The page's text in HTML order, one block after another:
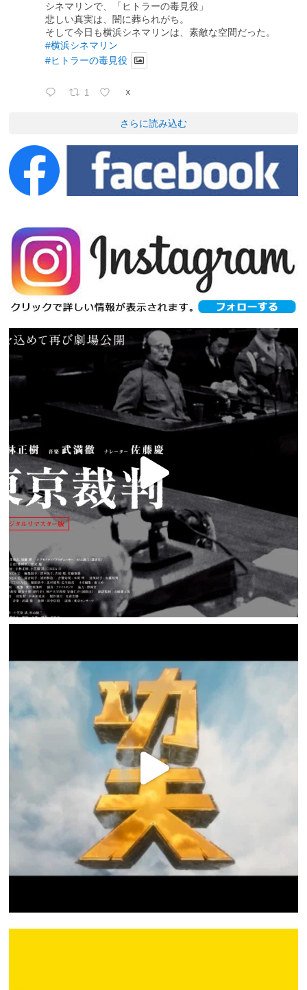
シネマリンで、「ヒトラーの毒見役」
悲しい真実は、闇に葬られがち。
そして今日も横浜シネマリンは、素敵な空間だった。
#横浜シネマリン
#ヒトラーの毒見役
1 X
さらに読み込む